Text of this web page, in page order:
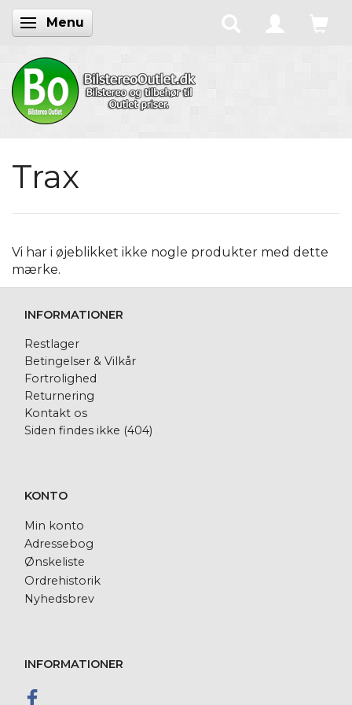
Skifte navigation
Menu
Trax
Vi har i øjeblikket ikke nogle produkter med dette
mærke.
INFORMATIONER
Restlager
Betingelser & Vilkår
Fortrolighed
Returnering
Kontakt os
Siden findes ikke (404)
KONTO
Min konto
Adressebog
Ønskeliste
Ordrehistorik
Nyhedsbrev
INFORMATIONER